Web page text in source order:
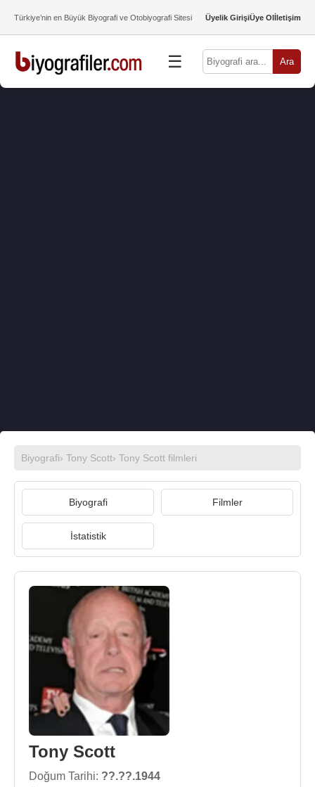
Türkiye’nin en Büyük Biyografi ve Otobiyografi Sitesi Üyelik GirişiÜye Olİletişim
☰ Ara
Biyografi› Tony Scott› Tony Scott filmleri
Biyografi Filmler
İstatistik
Tony Scott
Doğum Tarihi: ??.??.1944